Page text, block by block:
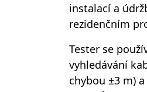
instalací a
rezidenčním
Tester se
vyhledávání
chybou ±3 m)